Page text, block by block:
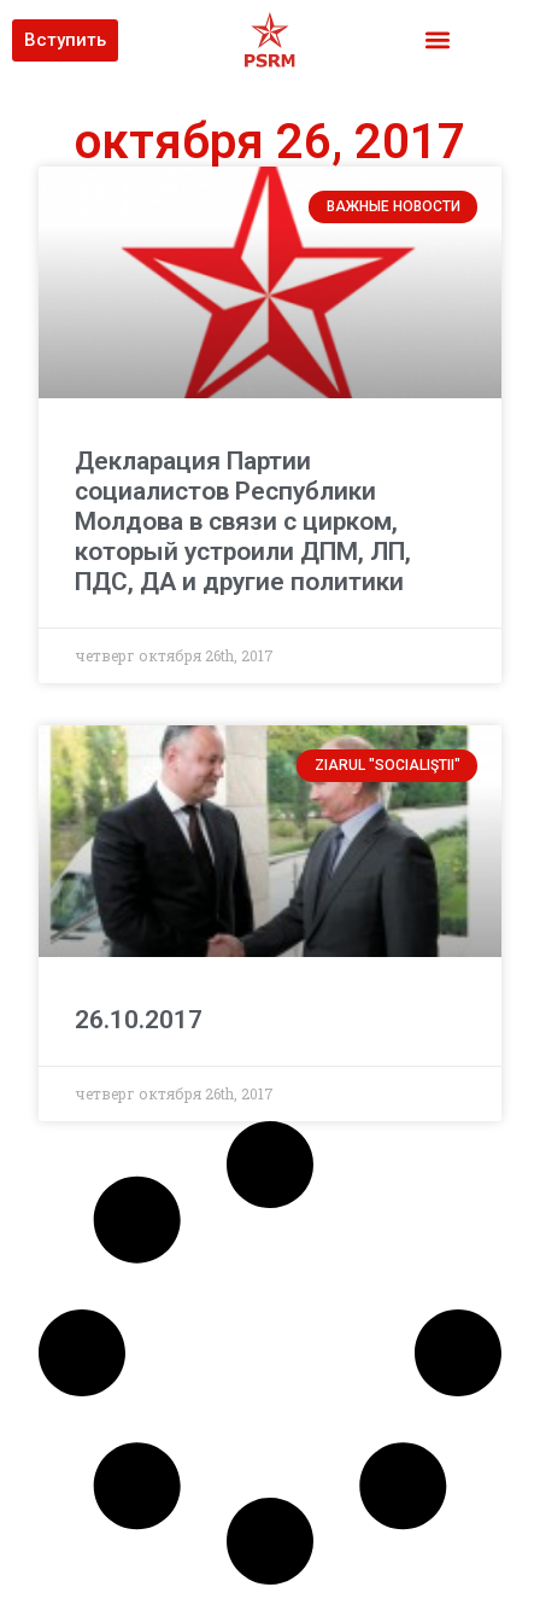
Вступить
октября 26, 2017
ВАЖНЫЕ НОВОСТИ
Декларация Партии
социалистов Республики
Молдова в связи с цирком,
который устроили ДПМ, ЛП,
ПДС, ДА и другие политики
четверг октября 26th, 2017
ZIARUL "SOCIALIŞTII"
26.10.2017
четверг октября 26th, 2017